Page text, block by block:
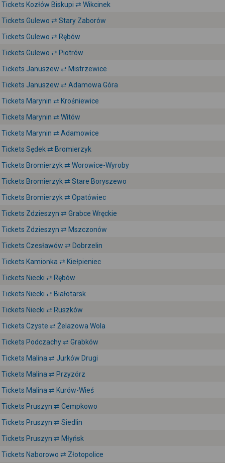
Tickets Kozłów Biskupi ⇄ Wikcinek
Tickets Gulewo ⇄ Stary Zaborów
Tickets Gulewo ⇄ Rębów
Tickets Gulewo ⇄ Piotrów
Tickets Januszew ⇄ Mistrzewice
Tickets Januszew ⇄ Adamowa Góra
Tickets Marynin ⇄ Krośniewice
Tickets Marynin ⇄ Witów
Tickets Marynin ⇄ Adamowice
Tickets Sędek ⇄ Bromierzyk
Tickets Bromierzyk ⇄ Worowice-Wyroby
Tickets Bromierzyk ⇄ Stare Boryszewo
Tickets Bromierzyk ⇄ Opatówiec
Tickets Zdzieszyn ⇄ Grabce Wręckie
Tickets Zdzieszyn ⇄ Mszczonów
Tickets Czesławów ⇄ Dobrzelin
Tickets Kamionka ⇄ Kiełpieniec
Tickets Niecki ⇄ Rębów
Tickets Niecki ⇄ Białotarsk
Tickets Niecki ⇄ Ruszków
Tickets Czyste ⇄ Żelazowa Wola
Tickets Podczachy ⇄ Grabków
Tickets Malina ⇄ Jurków Drugi
Tickets Malina ⇄ Przyzórz
Tickets Malina ⇄ Kurów-Wieś
Tickets Pruszyn ⇄ Cempkowo
Tickets Pruszyn ⇄ Siedlin
Tickets Pruszyn ⇄ Młyńsk
Tickets Naborowo ⇄ Złotopolice